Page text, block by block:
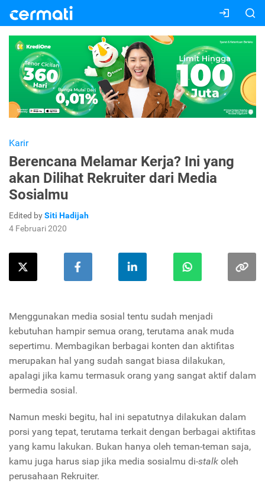
Karir
Berencana Melamar Kerja? Ini yang
akan Dilihat Rekruiter dari Media
Sosialmu
Edited bySiti Hadijah
4 Februari 2020
Menggunakan media sosial tentu sudah menjadi
kebutuhan hampir semua orang, terutama anak muda
sepertimu. Membagikan berbagai konten dan aktifitas
merupakan hal yang sudah sangat biasa dilakukan,
apalagi jika kamu termasuk orang yang sangat aktif dalam
bermedia sosial.
Namun meski begitu, hal ini sepatutnya dilakukan dalam
porsi yang tepat, terutama terkait dengan berbagai aktifitas
yang kamu lakukan. Bukan hanya oleh teman-teman saja,
kamu juga harus siap jika media sosialmu di-stalk oleh
perusahaan Rekruiter.